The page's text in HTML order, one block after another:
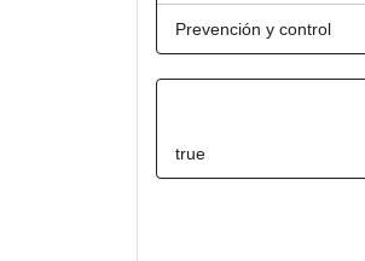
Prevención y control
true